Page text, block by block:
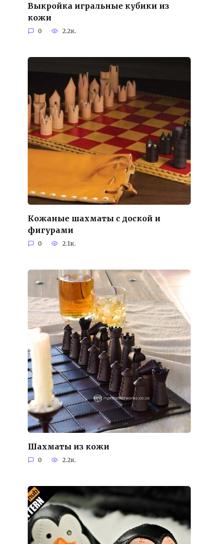
Выкройка игральные кубики из
кожи
0 2.2к.
Кожаные шахматы с доской и
фигурами
0 2.1к.
Шахматы из кожи
0 2.2к.